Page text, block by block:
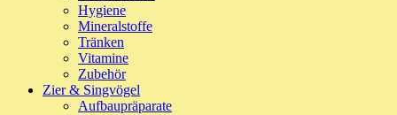
Hygiene
Mineralstoffe
Tränken
Vitamine
Zubehör
Zier & Singvögel
Aufbaupräparate